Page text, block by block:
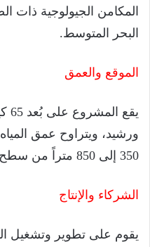
المكامن الجيولوجية ذات
البحر المتوسط.
الموقع والعمق
ورشيد، ويتراوح عمق
350 إلى 850 متراً من سطح البحر.
الشركاء والإنتاج
يقوم على تطوير وتشغيل